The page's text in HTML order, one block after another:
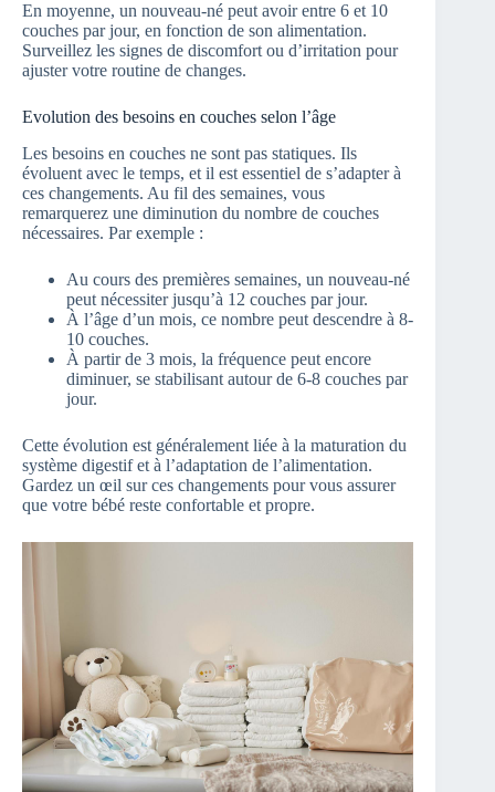
En moyenne, un nouveau-né peut avoir entre 6 et 10
couches par jour, en fonction de son alimentation.
Surveillez les signes de discomfort ou d’irritation pour
ajuster votre routine de changes.
Evolution des besoins en couches selon l’âge
Les besoins en couches ne sont pas statiques. Ils
évoluent avec le temps, et il est essentiel de s’adapter à
ces changements. Au fil des semaines, vous
remarquerez une diminution du nombre de couches
nécessaires. Par exemple :
Au cours des premières semaines, un nouveau-né
peut nécessiter jusqu’à 12 couches par jour.
À l’âge d’un mois, ce nombre peut descendre à 8-
10 couches.
À partir de 3 mois, la fréquence peut encore
diminuer, se stabilisant autour de 6-8 couches par
jour.
Cette évolution est généralement liée à la maturation du
système digestif et à l’adaptation de l’alimentation.
Gardez un œil sur ces changements pour vous assurer
que votre bébé reste confortable et propre.